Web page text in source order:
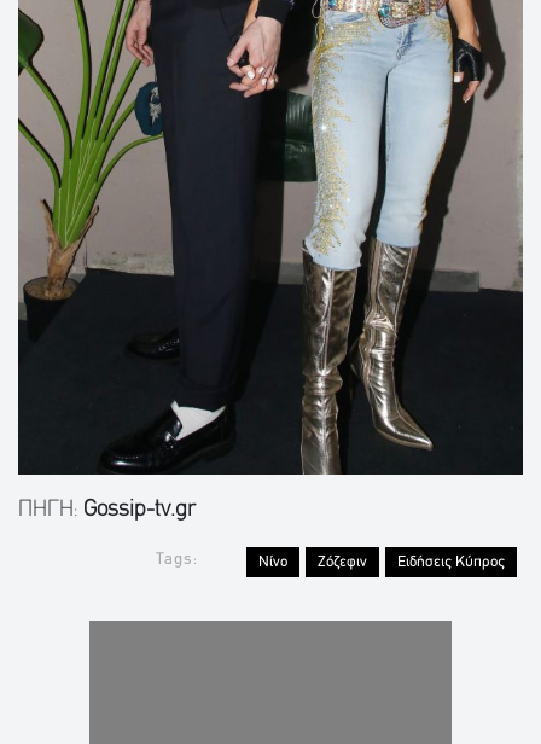
ΠΗΓΗ: Gossip-tv.gr
Tags: Νίνο Ζόζεφιν Ειδήσεις Κύπρος